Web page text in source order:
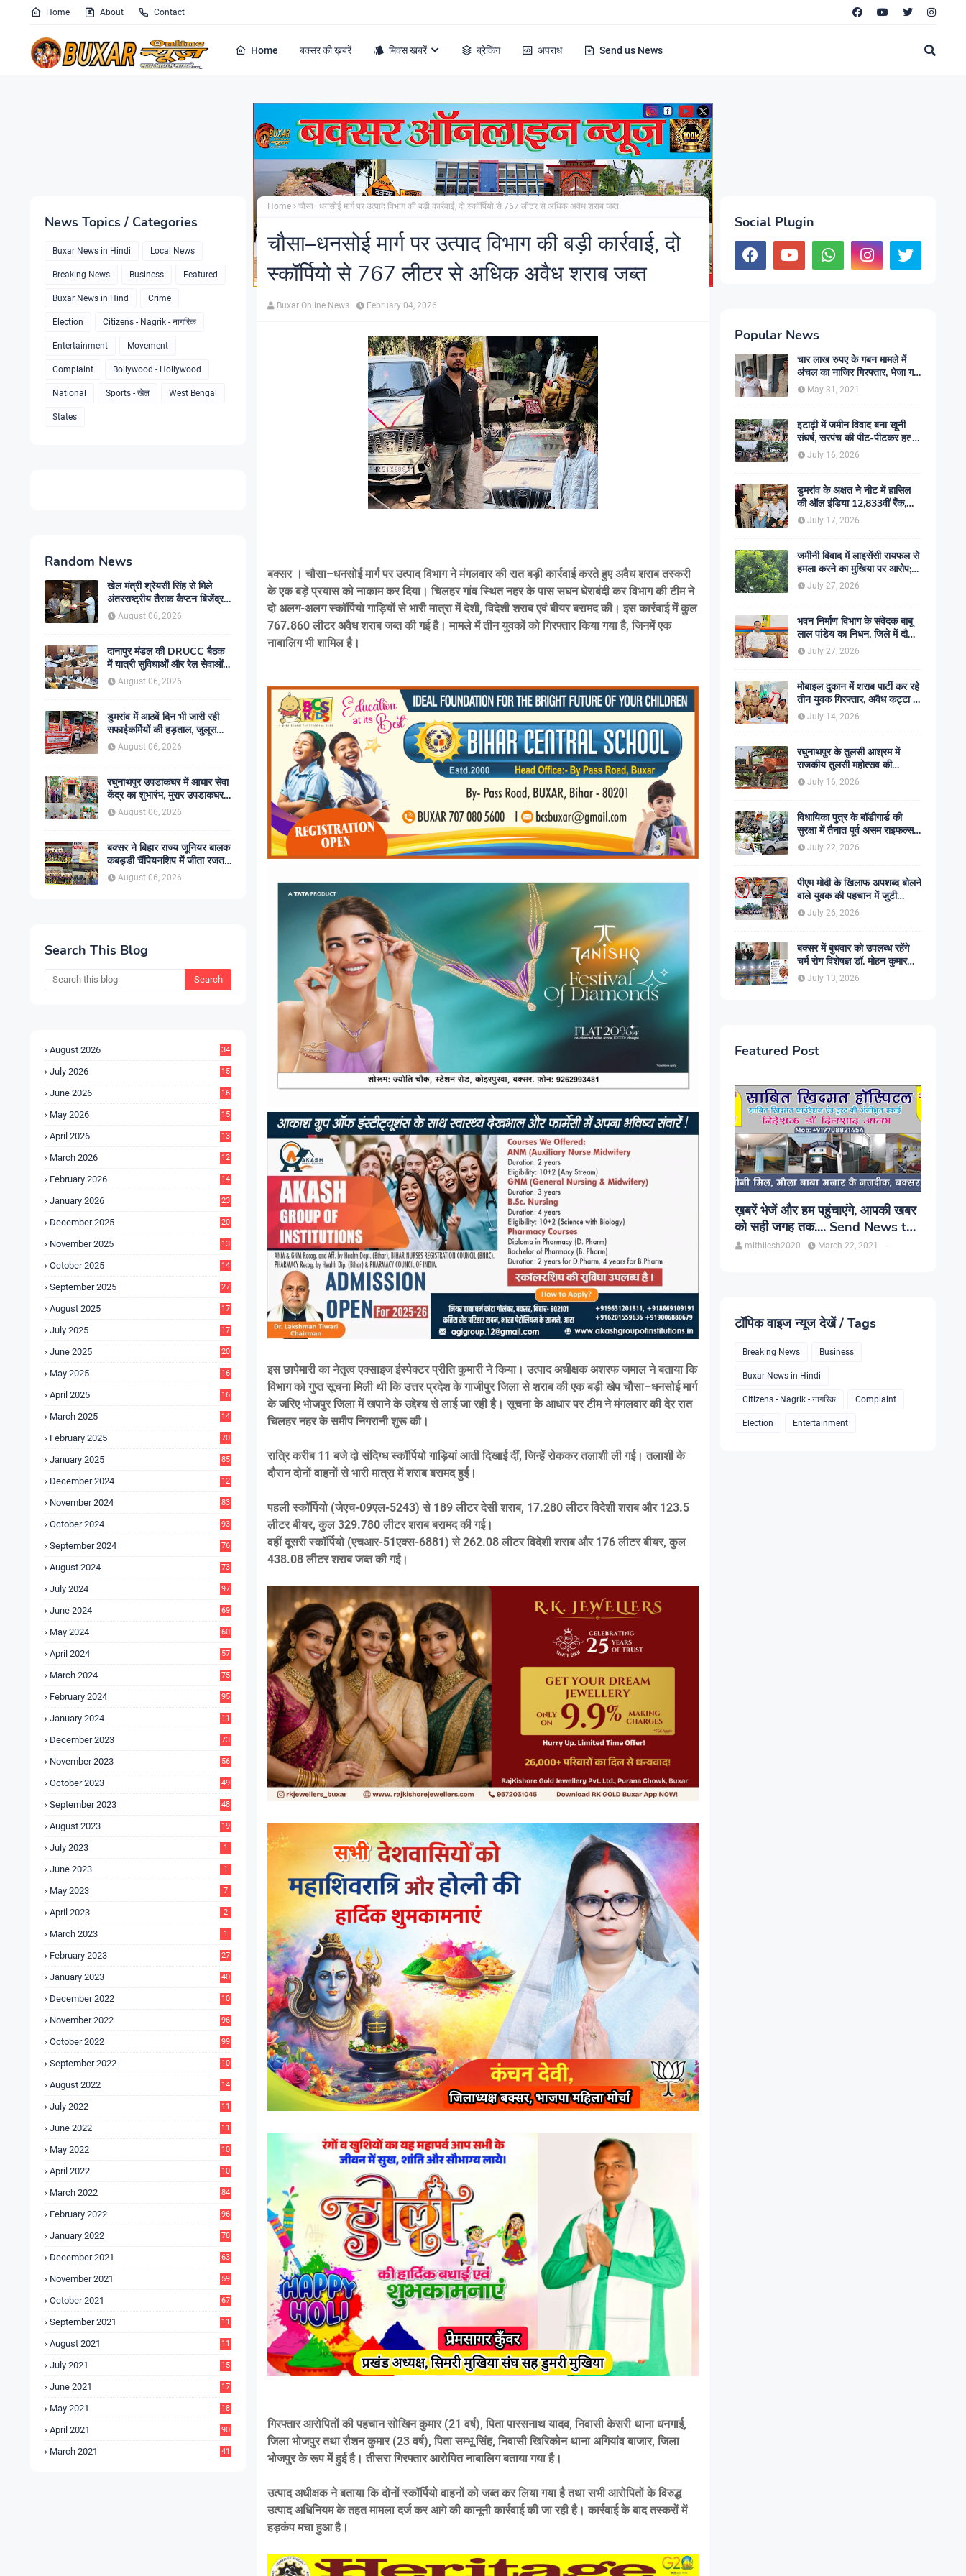
Home About Contact
Home बक्सर की ख़बरें मिक्स खबरें ब्रेकिंग अपराध Send us News
News Topics / Categories
Buxar News in Hindi Local News
Breaking News Business Featured
Buxar News in Hind Crime
Election Citizens - Nagrik - नागरिक
Entertainment Movement
Complaint Bollywood - Hollywood
National Sports - खेल West Bengal
States
Random News
खेल मंत्री श्रेयसी सिंह से मिले
अंतरराष्ट्रीय तैराक कैप्टन बिजेंद्र
सिंह, गोकुल जलाशय में तैराकी
प्रशिक्षण केंद्र शुरू करने की उठाई
August 06, 2026
दानापुर मंडल की DRUCC बैठक
में यात्री सुविधाओं और रेल सेवाओं
के विस्तार पर मंथन, अधिकारियों को
दिए गए आवश्यक निर्देश
August 06, 2026
डुमरांव में आठवें दिन भी जारी रही
सफाईकर्मियों की हड़ताल, जुलूस
निकाल सरकार के खिलाफ किया
प्रदर्शन
August 06, 2026
रघुनाथपुर उपडाकघर में आधार सेवा
केंद्र का शुभारंभ, मुरार उपडाकघर
नए भवन में हुआ स्थानांतरित
August 06, 2026
बक्सर ने बिहार राज्य जूनियर बालक
कबड्डी चैंपियनशिप में जीता रजत
पदक, रोमांचक फाइनल में सारण से
49-45 से हारा
August 06, 2026
Search This Blog
August 2026 34
July 2026
15
June 2026
16
May 2026
15
April 2026
13
March 2026
12
February 2026
14
January 2026
23
December 2025
20
November 2025
13
October 2025
14
September 2025
27
August 2025
17
July 2025
17
June 2025
20
May 2025
16
April 2025
16
March 2025
14
February 2025 70
January 2025 85
December 2024
12
November 2024 83
October 2024 93
September 2024 76
August 2024 73
July 2024 97
June 2024 69
May 2024 60
April 2024 57
March 2024 75
February 2024 95
January 2024
11
December 2023 73
November 2023 56
October 2023 49
September 2023 48
August 2023 19
July 2023 1
June 2023 1
May 2023 7
April 2023 2
March 2023 1
February 2023 27
January 2023 40
December 2022
10
November 2022 96
October 2022 99
September 2022
10
August 2022
14
July 2022
11
June 2022
11
May 2022
10
April 2022
10
March 2022 84
February 2022 96
January 2022 78
December 2021 63
November 2021 59
October 2021 67
September 2021
11
August 2021
11
July 2021
15
June 2021
17
May 2021
18
April 2021 90
March 2021 41
Home चौसा–धनसोई मार्ग पर उत्पाद विभाग की बड़ी कार्रवाई, दो स्कॉर्पियो से 767 लीटर से अधिक अवैध शराब जब्त
चौसा–धनसोई मार्ग पर उत्पाद विभाग की बड़ी कार्रवाई, दो
स्कॉर्पियो से 767 लीटर से अधिक अवैध शराब जब्त
Buxar Online News February 04, 2026
बक्सर । चौसा–धनसोई मार्ग पर उत्पाद विभाग ने मंगलवार की रात बड़ी कार्रवाई करते हुए अवैध शराब तस्करी
के एक बड़े प्रयास को नाकाम कर दिया। चिलहर गांव स्थित नहर के पास सघन घेराबंदी कर विभाग की टीम ने
दो अलग-अलग स्कॉर्पियो गाड़ियों से भारी मात्रा में देशी, विदेशी शराब एवं बीयर बरामद की। इस कार्रवाई में कुल
767.860 लीटर अवैध शराब जब्त की गई है। मामले में तीन युवकों को गिरफ्तार किया गया है, जिनमें एक
नाबालिग भी शामिल है।
इस छापेमारी का नेतृत्व एक्साइज इंस्पेक्टर प्रीति कुमारी ने किया। उत्पाद अधीक्षक अशरफ जमाल ने बताया कि
विभाग को गुप्त सूचना मिली थी कि उत्तर प्रदेश के गाजीपुर जिला से शराब की एक बड़ी खेप चौसा–धनसोई मार्ग
के जरिए भोजपुर जिला में खपाने के उद्देश्य से लाई जा रही है। सूचना के आधार पर टीम ने मंगलवार की देर रात
चिलहर नहर के समीप निगरानी शुरू की।
रात्रि करीब 11 बजे दो संदिग्ध स्कॉर्पियो गाड़ियां आती दिखाई दीं, जिन्हें रोककर तलाशी ली गई। तलाशी के
दौरान दोनों वाहनों से भारी मात्रा में शराब बरामद हुई।
पहली स्कॉर्पियो (जेएच-09एल-5243) से 189 लीटर देसी शराब, 17.280 लीटर विदेशी शराब और 123.5
लीटर बीयर, कुल 329.780 लीटर शराब बरामद की गई।
वहीं दूसरी स्कॉर्पियो (एचआर-51एक्स-6881) से 262.08 लीटर विदेशी शराब और 176 लीटर बीयर, कुल
438.08 लीटर शराब जब्त की गई।
गिरफ्तार आरोपितों की पहचान सोखिन कुमार (21 वर्ष), पिता पारसनाथ यादव, निवासी केसरी थाना धनगाई,
जिला भोजपुर तथा रौशन कुमार (23 वर्ष), पिता सम्भू सिंह, निवासी खिरिकोन थाना अगियांव बाजार, जिला
भोजपुर के रूप में हुई है। तीसरा गिरफ्तार आरोपित नाबालिग बताया गया है।
उत्पाद अधीक्षक ने बताया कि दोनों स्कॉर्पियो वाहनों को जब्त कर लिया गया है तथा सभी आरोपितों के विरुद्ध
उत्पाद अधिनियम के तहत मामला दर्ज कर आगे की कानूनी कार्रवाई की जा रही है। कार्रवाई के बाद तस्करों में
हड़कंप मचा हुआ है।
Social Plugin
Popular News
चार लाख रुपए के गबन मामले में
अंचल का नाजिर गिरफ्तार, भेजा गया
जेल- sent jail
May 31, 2021
इटाढ़ी में जमीन विवाद बना खूनी
संघर्ष, सरपंच की पीट-पीटकर हत्या;
दो बेटे घायल, सड़क जाम
July 16, 2026
डुमरांव के अक्षत ने नीट में हासिल
की ऑल इंडिया 12,833वीं रैंक,
ऑनलाइन पढ़ाई से रचा सफलता का
इतिहास
July 17, 2026
जमीनी विवाद में लाइसेंसी रायफल से
हमला करने का मुखिया पर आरोप;
मामले की जांच में जुटी पुलिस
July 27, 2026
भवन निर्माण विभाग के संवेदक बाबू
लाल पांडेय का निधन, जिले में दौड़ी
शोक की लहर
July 27, 2026
मोबाइल दुकान में शराब पार्टी कर रहे
तीन युवक गिरफ्तार, अवैध कट्टा व
कारतूस बरामद
July 14, 2026
रघुनाथपुर के तुलसी आश्रम में
राजकीय तुलसी महोत्सव की
अनुशंसा, बीडीओ ने भेजी
सकारात्मक रिपोर्ट
July 16, 2026
विधायिका पुत्र के बॉडीगार्ड की
सुरक्षा में तैनात पूर्व असम राइफल्स
जवान की गोली मारकर हत्या,
सहकर्मी अंगरक्षक गिरफ्तार
July 22, 2026
पीएम मोदी के खिलाफ अपशब्द बोलने
वाले युवक की पहचान में जुटी
पुलिस, बक्सर एसपी ने दिए सख्त
कार्रवाई के संकेत
July 26, 2026
बक्सर में बुधवार को उपलब्ध रहेंगे
चर्म रोग विशेषज्ञ डॉ. मोहन कुमार
सिंह, प्रकाश यूरो क्लिनिक में होगा
परामर्श
July 13, 2026
Featured Post
ख़बरें भेजें और हम पहुंचाएंगे, आपकी खबर
को सही जगह तक.... Send News to
us!mithilesh2020 -
March 22, 2021
टॉपिक वाइज न्यूज देखें / Tags
Breaking News Business
Buxar News in Hindi
Citizens - Nagrik - नागरिक Complaint
Election Entertainment